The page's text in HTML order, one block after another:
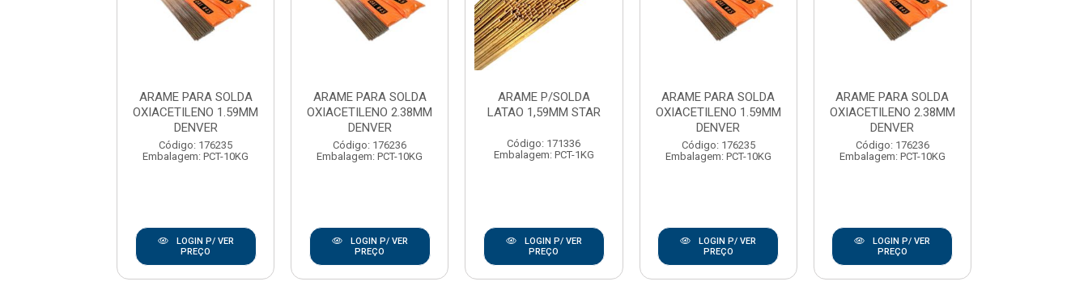
ARAME PARA SOLDA
OXIACETILENO 1.59MM
DENVER
Código: 176235
Embalagem: PCT-10KG
LOGIN P/ VER
PREÇO
ARAME PARA SOLDA
OXIACETILENO 2.38MM
DENVER
Código: 176236
Embalagem: PCT-10KG
LOGIN P/ VER
PREÇO
ARAME P/SOLDA
LATAO 1,59MM STAR
Código: 171336
Embalagem: PCT-1KG
LOGIN P/ VER
PREÇO
ARAME PARA SOLDA
OXIACETILENO 1.59MM
DENVER
Código: 176235
Embalagem: PCT-10KG
LOGIN P/ VER
PREÇO
ARAME PARA SOLDA
OXIACETILENO 2.38MM
DENVER
Código: 176236
Embalagem: PCT-10KG
LOGIN P/ VER
PREÇO